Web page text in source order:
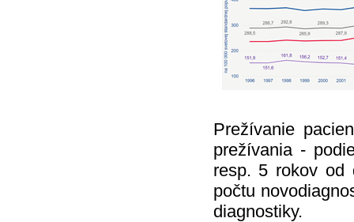
Prežívanie
prežívania -
resp. 5 rokov od
počtu
diagnostiky.